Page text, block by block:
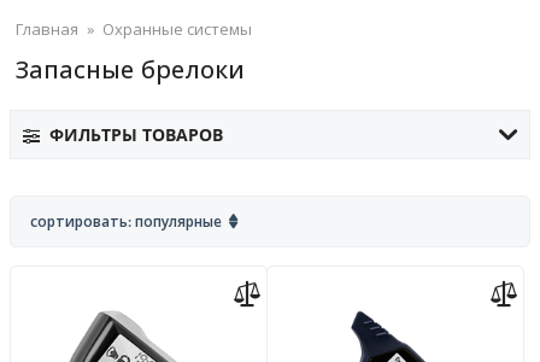
Главная » Охранные системы
Запасные брелоки
ФИЛЬТРЫ ТОВАРОВ
сортировать: популярные